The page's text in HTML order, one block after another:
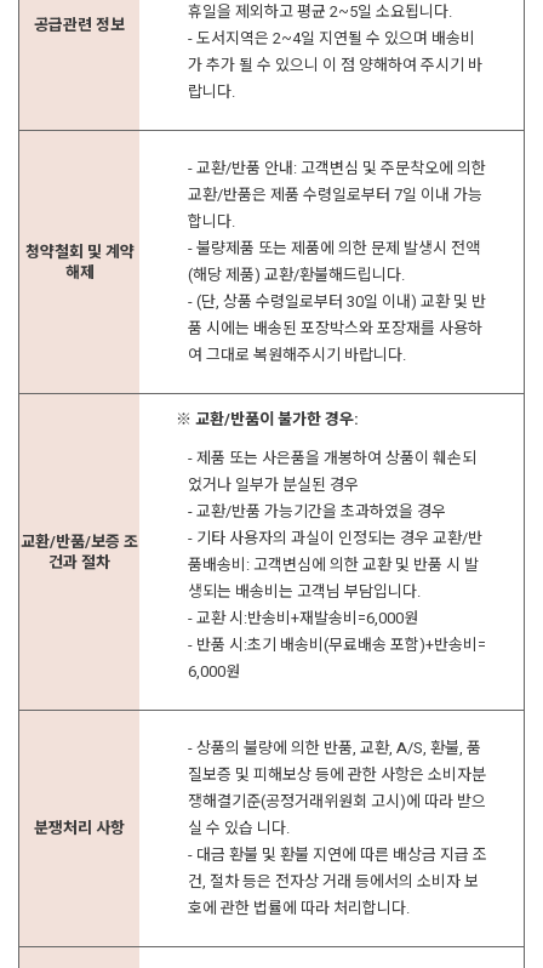
공급관련 정보
휴일을 제외하고 평균 2~5일 소요됩니다.
- 도서지역은 2~4일 지연될 수 있으며 배송비
가 추가 될 수 있으니 이 점 양해하여 주시기 바
랍니다.
청약철회 및 계약
해제
- 교환/반품 안내: 고객변심 및 주문착오에 의한
교환/반품은 제품 수령일로부터 7일 이내 가능
합니다.
- 불량제품 또는 제품에 의한 문제 발생시 전액
(해당 제품) 교환/환불해드립니다.
- (단, 상품 수령일로부터 30일 이내) 교환 및 반
품 시에는 배송된 포장박스와 포장재를 사용하
여 그대로 복원해주시기 바랍니다.
교환/반품/보증 조
건과 절차
※ 교환/반품이 불가한 경우:
- 제품 또는 사은품을 개봉하여 상품이 훼손되
었거나 일부가 분실된 경우
- 교환/반품 가능기간을 초과하였을 경우
- 기타 사용자의 과실이 인정되는 경우 교환/반
품배송비: 고객변심에 의한 교환 및 반품 시 발
생되는 배송비는 고객님 부담입니다.
- 교환 시:반송비+재발송비=6,000원
- 반품 시:초기 배송비(무료배송 포함)+반송비=
6,000원
분쟁처리 사항
- 상품의 불량에 의한 반품, 교환, A/S, 환불, 품
질보증 및 피해보상 등에 관한 사항은 소비자분
쟁해결기준(공정거래위원회 고시)에 따라 받으
실 수 있습 니다.
- 대금 환불 및 환불 지연에 따른 배상금 지급 조
건, 절차 등은 전자상 거래 등에서의 소비자 보
호에 관한 법률에 따라 처리합니다.